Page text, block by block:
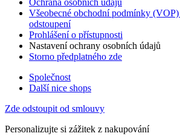
Všeobecné obchodní podmínky
odstoupení
Prohlášení o přístupnosti
Nastavení ochrany osobních údajů
Storno předplatného zde
Společnost
Další nice shops
Zde odstoupit od smlouvy
Personalizujte si zážitek z nakupování